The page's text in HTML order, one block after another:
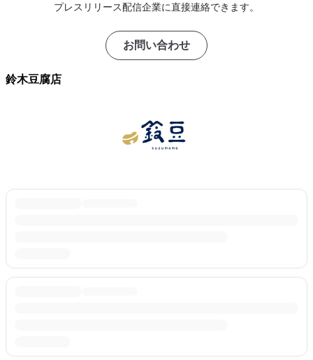
プレスリリース配信企業に直接連絡できます。
お問い合わせ
鈴木豆腐店